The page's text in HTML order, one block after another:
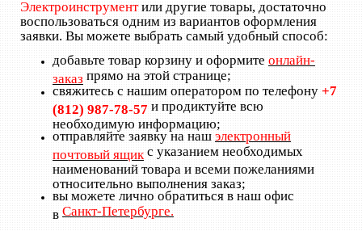
Электроинструментили другие товары, достаточно
воспользоваться одним из вариантов оформления
заявки. Вы можете выбрать самый удобный способ:
добавьте товар корзину и оформите онлайн-
заказ прямо на этой странице;
свяжитесь с нашим оператором по телефону +7
(812) 987-78-57 и продиктуйте всю
необходимую информацию;
отправляйте заявку на наш электронный
почтовый ящик с указанием необходимых
наименований товара и всеми пожеланиями
относительно выполнения заказ;
вы можете лично обратиться в наш офис
в Санкт-Петербурге.